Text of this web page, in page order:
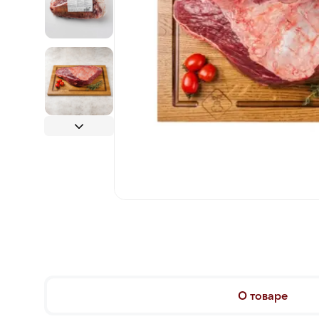
О товаре